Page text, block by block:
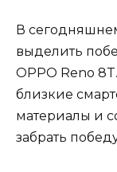
В
выделить
OPPO Reno
близкие
материалы и
забрать